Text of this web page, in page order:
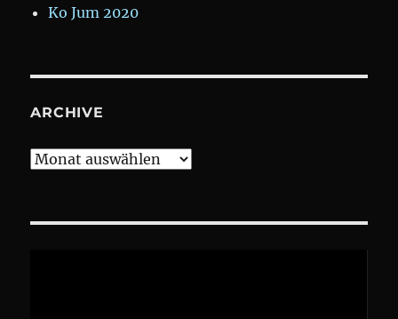
Ko Jum 2020
ARCHIVE
Archive